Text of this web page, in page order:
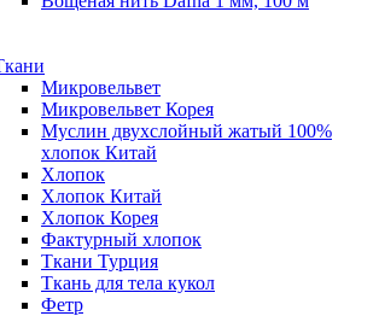
Микровельвет
Микровельвет Корея
Муслин двухслойный жатый 100%
хлопок Китай
Хлопок
Хлопок Китай
Хлопок Корея
Фактурный хлопок
Ткани Турция
Ткань для тела кукол
Фетр